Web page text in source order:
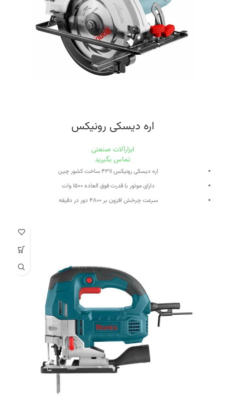
اره دیسکی رونیکس
ابزارآلات صنعتی
تماس بگیرید
اره دیسکی رونیکس ۴۳۱۱ ساخت کشور چین
دارای موتور با قدرت فوق العاده ۱۵۰۰ وات
سرعت چرخش افزون بر ۴۸۰۰ دور در دقیقه
طراحی دسته جانبی با روکش نرم پلیمری جهت تسلط و راحتی کاربر
دارای مکانیزم تنظیم دقیق عمق برش تا ۶۵ میلی متر جهت مصارف صنعتی
طراحی بی نظیر در بخش جا ذغالی برای تعویض سریع و آسان ذغال ها
دارای سیستم دمنده باد جهت تمیز نمودن مسیر برش
با طراحی متوازن و دارای کفی فلزی جهت ارائه کارکرد عالی با نهایت دقت و کیفیت
دارای دکمه قفل کن سرعت و کلید بزرگ ماشه در وضعیت روشن
اقلام همراه خط کش، آچار، دو عدد ذغال ،یک عدد تیغ اره گرد به ابعاد